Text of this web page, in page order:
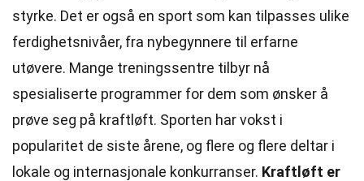
styrke. Det er også en sport som kan tilpasses ulike
ferdighetsnivåer, fra nybegynnere til erfarne
utøvere. Mange treningssentre tilbyr nå
spesialiserte programmer for dem som ønsker å
prøve seg på kraftløft. Sporten har vokst i
popularitet de siste årene, og flere og flere deltar i
lokale og internasjonale konkurranser. Kraftløft er